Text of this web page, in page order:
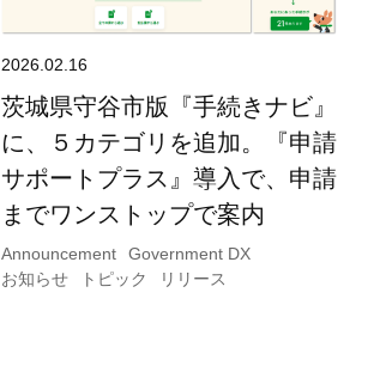
2026.02.16
茨城県守谷市版『手続きナビ』
に、５カテゴリを追加。『申請
サポートプラス』導入で、申請
までワンストップで案内
Announcement
Government DX
お知らせ
トピック リリース